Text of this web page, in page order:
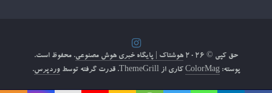
حق کپی © ۲۰۲۶ هوشتاک | پایگاه خبری هوش مصنوعی. محفوظ است.
پوسته:ColorMag کاری از ThemeGrill. قدرت گرفته توسط وردپرس.